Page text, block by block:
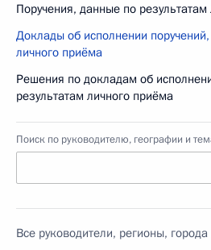
Поручения, данные по
Доклады об исполнении
личного приёма
Решения по докладам об
результатам личного приёма
Поиск по руководителю, географии и
Все руководители, регионы,